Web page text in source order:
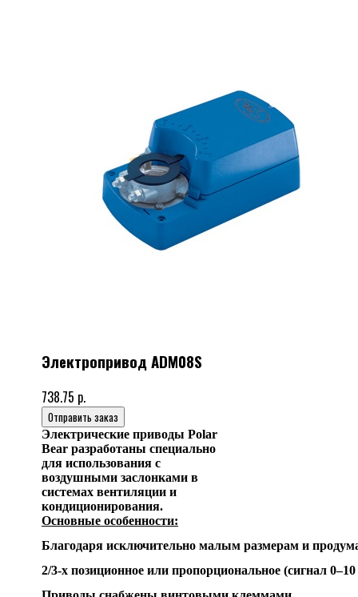
Электропривод ADM08S
738.75 р.
Отправить заказ
Электрические приводы Polar
Bear разработаны специально
для использования с
воздушными заслонками в
системах вентиляции и
кондиционирования.
Основные особенности:
Благодаря исключительно малым размерам и
2/3-х позиционное или пропорциональное (сигнал